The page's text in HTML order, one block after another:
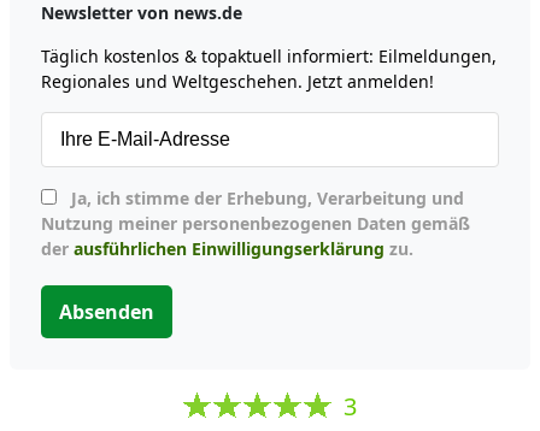
Newsletter von news.de
Täglich kostenlos & topaktuell informiert: Eilmeldungen,
Regionales und Weltgeschehen. Jetzt anmelden!
Nutzung meiner personenbezogenen Daten gemäß
der ausführlichen Einwilligungserklärung zu.
Absenden
3